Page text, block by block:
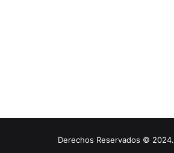
Derechos Reservados ©